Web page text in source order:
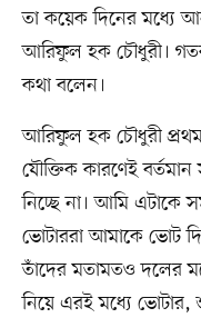
তা কয়েক দিনের মধ্যে
আরিফুল হক চৌধুরী।
কথা বলেন।
আরিফুল হক চৌধুরী
যৌক্তিক কারণেই
নিচ্ছে না। আমি এটাকে
ভোটাররা আমাকে ভোট
তাঁদের মতামতও দলের
নিয়ে এরই মধ্যে ভোটার,